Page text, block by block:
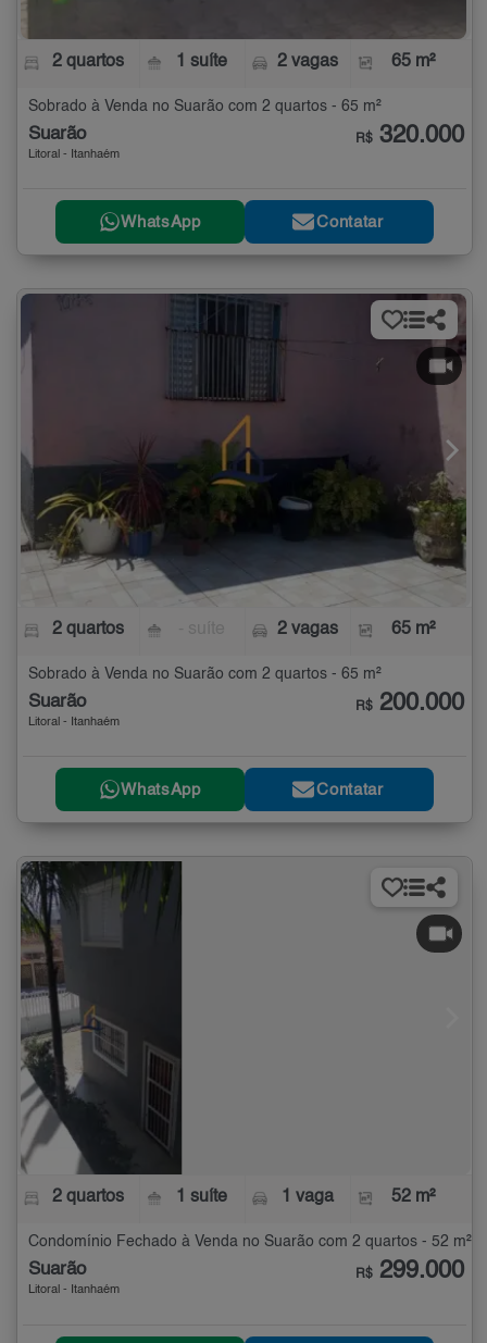
2 quartos 1 suíte 2 vagas 65 m²
Sobrado à Venda no Suarão com 2 quartos - 65 m²
Suarão
Litoral - Itanhaém
R$ 320.000
WhatsApp Contatar
2 quartos 2 vagas 65 m²
Sobrado à Venda no Suarão com 2 quartos - 65 m²
Suarão
Litoral - Itanhaém
R$ 200.000
WhatsApp Contatar
2 quartos 1 suíte 1 vaga 52 m²
Condomínio Fechado à Venda no Suarão com 2 quartos - 52 m²
Suarão
Litoral - Itanhaém
R$ 299.000